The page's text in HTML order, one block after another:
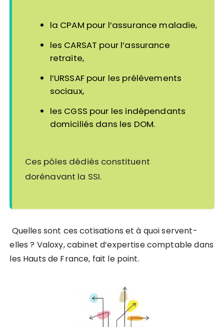
la CPAM pour l’assurance maladie,
les CARSAT pour l’assurance
retraite,
l’URSSAF pour les prélèvements
sociaux,
les CGSS pour les indépendants
domiciliés dans les DOM.
Ces pôles dédiés constituent
dorénavant la SSI.
Quelles sont ces cotisations et à quoi servent-
elles ? Valoxy, cabinet d’expertise comptable dans
les Hauts de France, fait le point.